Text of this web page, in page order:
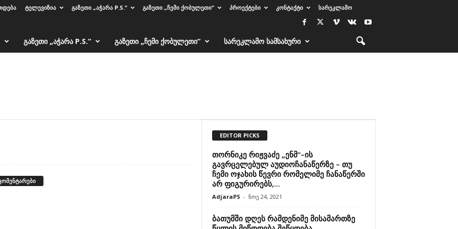
ᲢᲔᲚᲔᲕᲘᲖᲘᲐ ᲒᲐᲖᲔᲗᲘ „ᲐᲭᲐᲠᲐ P.S.“ ᲒᲐᲖᲔᲗᲘ „ᲩᲔᲛᲘ ᲥᲝᲑᲣᲚᲔᲗᲘ“ ᲞᲠᲝᲔᲥᲢᲔᲑᲘ ᲙᲝᲜᲢᲐᲥᲢᲘ ᲡᲐᲠᲔᲙᲚᲐᲛᲝ
ᲒᲐᲖᲔᲗᲘ „ᲐᲭᲐᲠᲐ P.S.“ ᲒᲐᲖᲔᲗᲘ „ᲩᲔᲛᲘ ᲥᲝᲑᲣᲚᲔᲗᲘ“ ᲡᲐᲠᲔᲙᲚᲐᲛᲝ ᲡᲐᲛᲡᲐᲮᲣᲠᲘ
EDITOR PICKS
თორნიკე რიჟვაძე „ენმ“–ის
გავრცელებულ აუდიოჩანაწერზე – თუ
ჩემი ოჯახის წევრი რომელიმე ჩანაწერში
არ ფიგურირებს,...
AdjaraPS - ნოე 24, 2021
ბათუმში დღეს რამდენიმე მისამართზე